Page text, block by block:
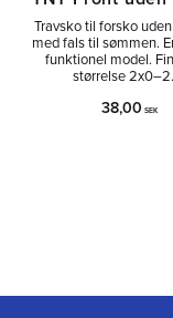
Travsko til forsko
med fals til sømmen.
funktionel model.
størrelse 2x0–2.
38,00 SEK